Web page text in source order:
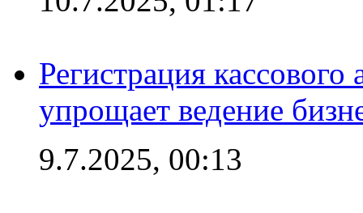
Регистрация
упрощает ведение
9.7.2025, 00:13